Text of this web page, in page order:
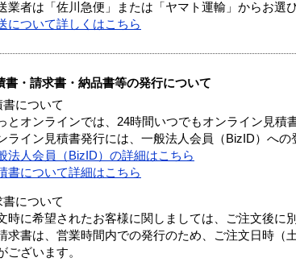
業者は「佐川急便」または「ヤマト運輸」からお選
について詳しくはこちら
書・請求書・納品書等の発行について
について
とオンラインでは、24時間いつでもオンライン見積
ライン見積書発行には、一般法人会員（BizID）への
法人会員（BizID）の詳細はこちら
書について詳細はこちら
について
時に希望されたお客様に関しましては、ご注文後に
求書は、営業時間内での発行のため、ご注文日時（
ございます。